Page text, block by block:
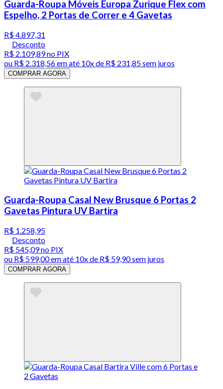
Guarda-Roupa Móveis Europa Zurique Flex com
Espelho, 2 Portas de Correr e 4 Gavetas
R$ 4.897,31
Desconto
R$ 2.109,89no PIX
ou R$ 2.318,56em até 10x de R$ 231,85 sem juros
COMPRAR AGORA
Guarda-Roupa Casal New Brusque 6 Portas 2
Gavetas Pintura UV Bartira
R$ 1.258,95
Desconto
R$ 545,09no PIX
ou R$ 599,00em até 10x de R$ 59,90 sem juros
COMPRAR AGORA